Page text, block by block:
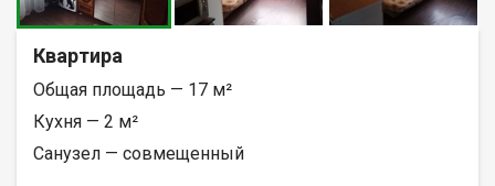
Квартира
Общая площадь — 17 м²
Кухня — 2 м²
Санузел — совмещенный